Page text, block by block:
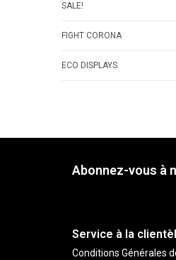
SALE!
FIGHT CORONA
ECO DISPLAYS
Abonnez-vous à
Service à la
Conditions Générales